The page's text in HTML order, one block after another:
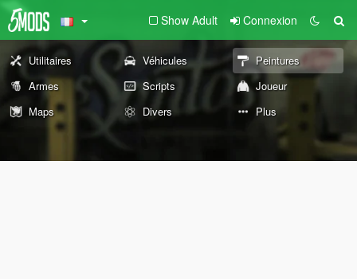
Show Adult Connexion
Utilitaires Véhicules
Peintures
Armes
Scripts
Joueur
Maps
Divers Plus